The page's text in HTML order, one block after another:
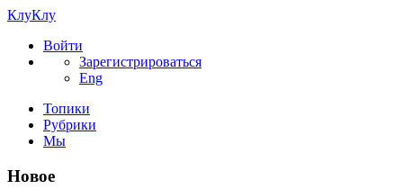
КлуКлу
Войти
Зарегистрироваться
Eng
Топики
Рубрики
Мы
Новое